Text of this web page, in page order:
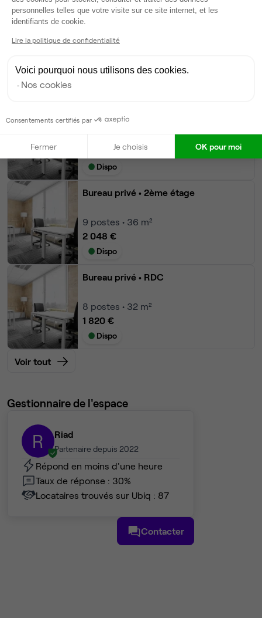
Autres bureaux de cet espace :
Bureau privé
3 413 €
2 048 €
Dispo
Bureau privé • 2ème étage
9 postes • 36 m²
2 048 €
Dispo
Bureau privé • RDC
8 postes • 32 m²
1 820 €
Dispo
Voir tout
Gestionnaire de l'espace
R Riad
Partenaire depuis 2022
Répond en moins d'une heure
Taux de réponse : 30%
Locataires trouvés sur Ubiq : 87
Contacter
personnelles telles que votre visite sur ce site internet, et les
identifiants de cookie.
Lire la politique de confidentialité
Voici pourquoi nous utilisons des cookies.
Nos cookies
Consentements certifiés par
Fermer Je choisis OK pour moi